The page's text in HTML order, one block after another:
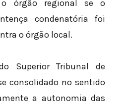
o órgão regional se o
condenatória foi
o órgão local.
Superior Tribunal de
consolidado no sentido
a autonomia das